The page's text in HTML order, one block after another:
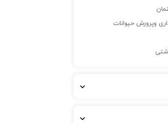
وپرورش حیوانات